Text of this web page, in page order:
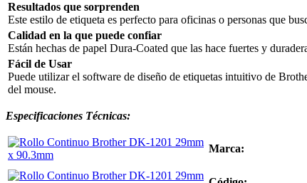
Resultados que sorprenden
Este estilo de etiqueta es perfecto para oficinas o personas que
Calidad en la que puede confiar
Están hechas de papel Dura-Coated que las hace fuertes y
Fácil de Usar
Puede utilizar el software de diseño de etiquetas intuitivo de
del mouse.
Especificaciones Técnicas:
Marca: